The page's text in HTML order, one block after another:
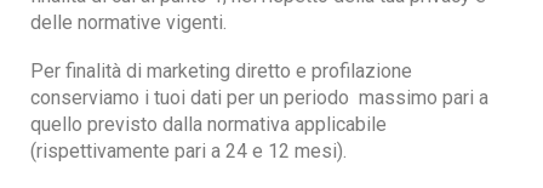
delle normative vigenti.
Per finalità di marketing diretto e profilazione
conserviamo i tuoi dati per un periodo massimo pari a
quello previsto dalla normativa applicabile
(rispettivamente pari a 24 e 12 mesi).